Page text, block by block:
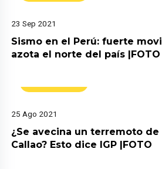
23 Sep 2021
Sismo en el Perú: fuerte
azota el norte del país |FOTO
25 Ago 2021
¿Se avecina un terremoto de
Callao? Esto dice IGP |FOTO